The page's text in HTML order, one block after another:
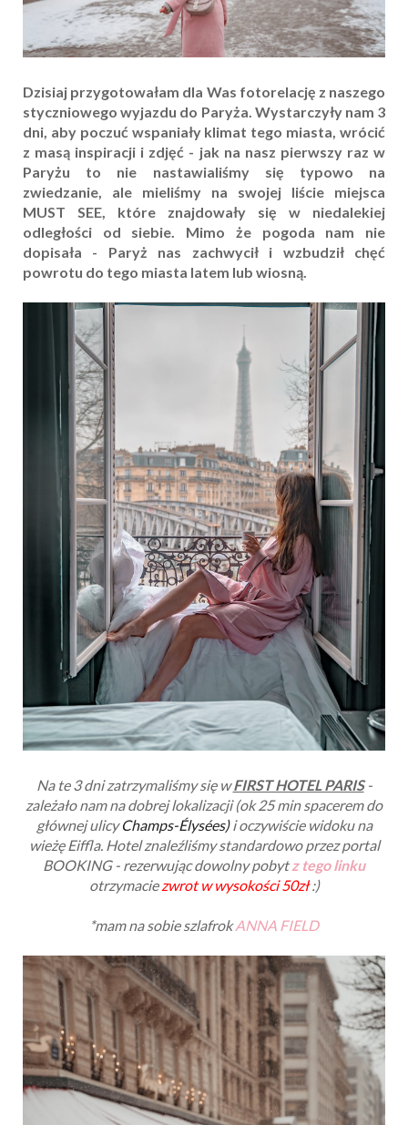
Dzisiaj przygotowałam dla Was fotorelację z naszego
styczniowego wyjazdu do Paryża. Wystarczyły nam 3
dni, aby poczuć wspaniały klimat tego miasta, wrócić
z masą inspiracji i zdjęć - jak na nasz pierwszy raz w
Paryżu to nie nastawialiśmy się typowo na
zwiedzanie, ale mieliśmy na swojej liście miejsca
MUST SEE, które znajdowały się w niedalekiej
odległości od siebie. Mimo że pogoda nam nie
dopisała - Paryż nas zachwycił i wzbudził chęć
powrotu do tego miasta latem lub wiosną.
Na te 3 dni zatrzymaliśmy się wFIRST HOTEL PARIS-
zależało nam na dobrej lokalizacji (ok 25 min spacerem do
głównej ulicyChamps-Élysées)i oczywiście widoku na
wieżę Eiffla. Hotel znaleźliśmy standardowo przez portal
BOOKING - rezerwując dowolny pobytz tego linku
otrzymaciezwrot w wysokości 50zł:)
*mam na sobie szlafrokANNA FIELD